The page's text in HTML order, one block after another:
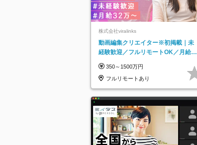
株式会社viralinks
動画編集クリエイター※初掲載｜未
経験歓迎／フルリモートOK／月給32
350～1500万円
フルリモートあり